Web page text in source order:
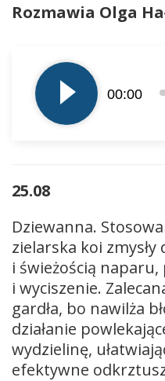
Rozmawia Olga
plików
dźwiękowych
00:00
25.08
Dziewanna.
zielarska koi zmysły
i świeżością
i wyciszenie.
gardła, bo nawilża
działanie
wydzielinę,
efektywne